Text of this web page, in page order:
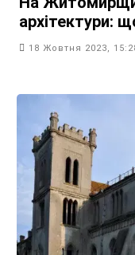
архітектури:
18 Жовтня 2023,